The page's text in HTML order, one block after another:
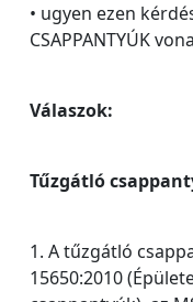
• ugyen ezen
CSAPPANTYÚK
Válaszok:
Tűzgátló
1. A tűzgátló
15650:2010